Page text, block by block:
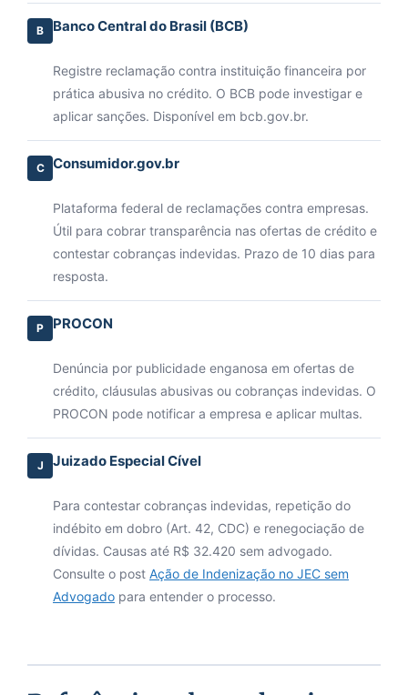
B Banco Central do Brasil (BCB)
Registre reclamação contra instituição financeira por
prática abusiva no crédito. O BCB pode investigar e
aplicar sanções. Disponível em bcb.gov.br.
C Consumidor.gov.br
Plataforma federal de reclamações contra empresas.
Útil para cobrar transparência nas ofertas de crédito e
contestar cobranças indevidas. Prazo de 10 dias para
resposta.
P PROCON
Denúncia por publicidade enganosa em ofertas de
crédito, cláusulas abusivas ou cobranças indevidas. O
PROCON pode notificar a empresa e aplicar multas.
J Juizado Especial Cível
Para contestar cobranças indevidas, repetição do
indébito em dobro (Art. 42, CDC) e renegociação de
dívidas. Causas até R$ 32.420 sem advogado.
Consulte o post Ação de Indenização no JEC sem
Advogado para entender o processo.